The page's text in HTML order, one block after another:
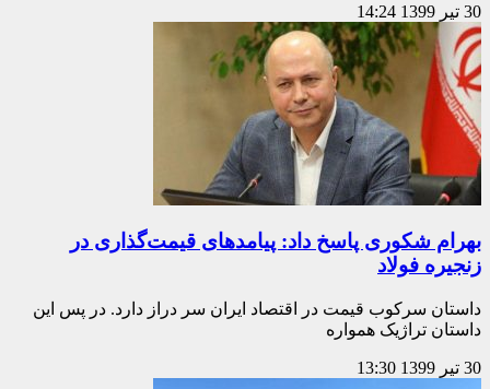
30 تیر 1399 14:24
بهرام شکوری پاسخ داد: پیامدهای قیمت‌گذاری در
زنجیره فولاد
داستان سرکوب قیمت در اقتصاد ایران سر دراز دارد. در پس این
داستان تراژیک همواره
30 تیر 1399 13:30